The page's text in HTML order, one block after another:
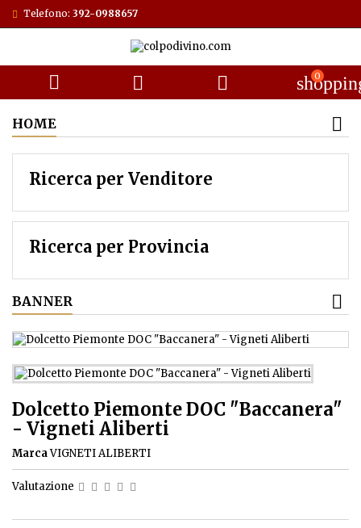
Telefono: 392-0988657
   0
HOME
Ricerca per Venditore
Ricerca per Provincia
BANNER
Dolcetto Piemonte DOC "Baccanera"
- Vigneti Aliberti
MarcaVIGNETI ALIBERTI
Valutazione